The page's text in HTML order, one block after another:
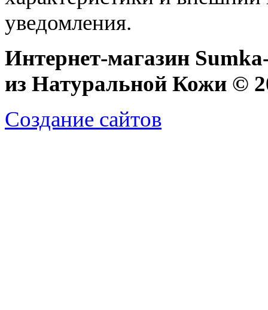
уведомления.
Интернет-магазин
из Натуральной Кожи ©
Создание сайтов